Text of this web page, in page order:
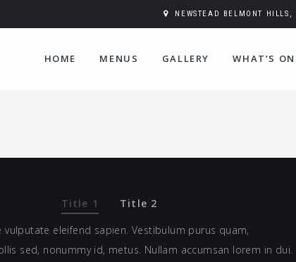
NEWSTEAD BELMONT
HOME MENUS GALLERY WHAT’S
Title 1
Title 2
vulputate eleifend sapien. Vestibulum purus quam,
sed, nonummy id, metus. Nullam accumsan lorem in dui.